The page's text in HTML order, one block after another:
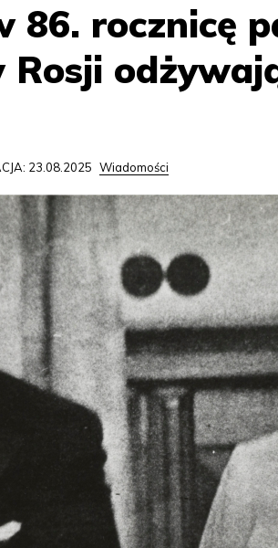
86. rocznicę
Rosji
23.08.2025 Wiadomości